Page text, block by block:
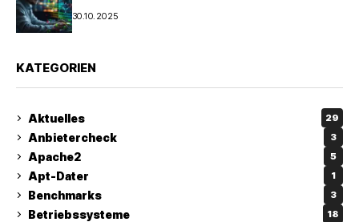
30.10.2025
KATEGORIEN
Aktuelles 29
Anbietercheck 3
Apache2 5
Apt-Dater 1
Benchmarks 3
Betriebssysteme 18